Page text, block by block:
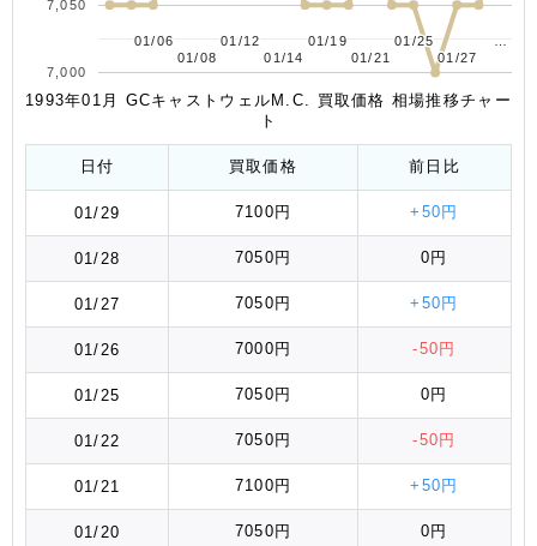
01/06
01/06
01/08
01/08
01/12
01/12
01/14
01/14
01/19
01/19
01/21
01/21
01/25
01/25
01/27
01/27
7,000
7,050
1993年01月 GCキャストウェルM.C. 買取価格 相場推移チャー
ト
日付 買取価格 前日比
01/29 7100円 +50円
01/28 7050円 0円
01/27 7050円 +50円
01/26 7000円 -50円
01/25 7050円 0円
01/22 7050円 -50円
01/21 7100円 +50円
01/20 7050円 0円